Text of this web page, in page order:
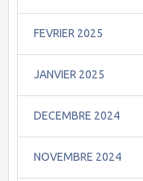
FEVRIER 2025
JANVIER 2025
DECEMBRE 2024
NOVEMBRE 2024